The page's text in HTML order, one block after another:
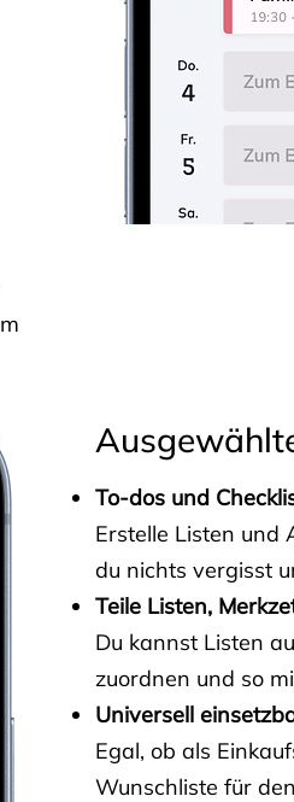
To-dos und
Erstelle Listen und
du nichts vergisst
Teile Listen,
Du kannst Listen
zuordnen und so
Universell
Egal, ob als
Wunschliste für